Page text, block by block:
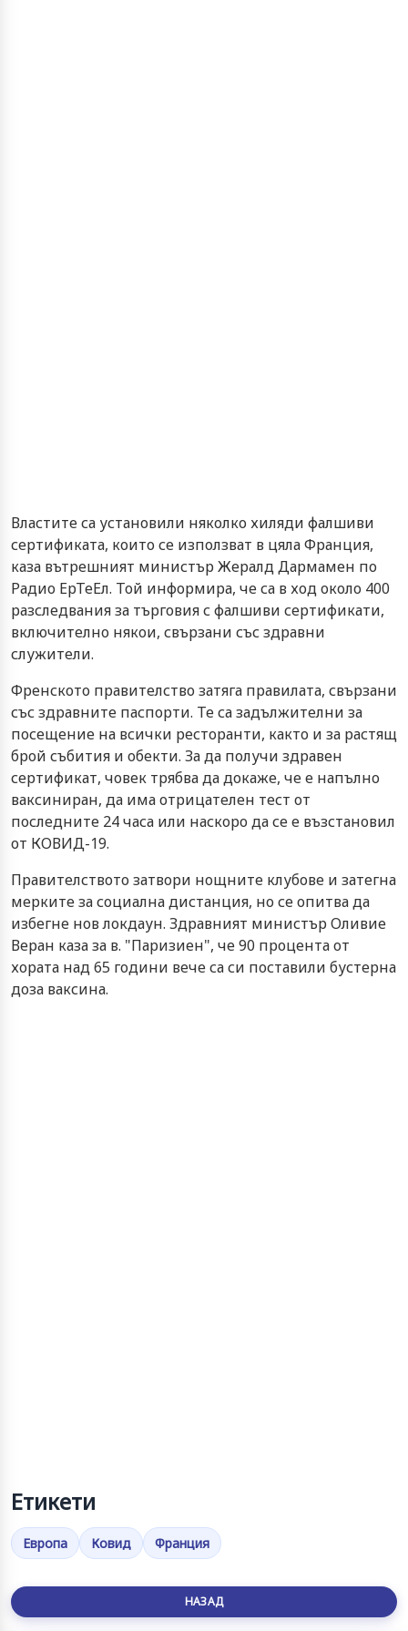
Властите са установили няколко хиляди фалшиви
сертификата, които се използват в цяла Франция,
каза вътрешният министър Жералд Дармамен по
Радио ЕрТеЕл. Той информира, че са в ход около 400
разследвания за търговия с фалшиви сертификати,
включително някои, свързани със здравни
служители.
Френското правителство затяга правилата, свързани
със здравните паспорти. Те са задължителни за
посещение на всички ресторанти, както и за растящ
брой събития и обекти. За да получи здравен
сертификат, човек трябва да докаже, че е напълно
ваксиниран, да има отрицателен тест от
последните 24 часа или наскоро да се е възстановил
от КОВИД-19.
Правителството затвори нощните клубове и затегна
мерките за социална дистанция, но се опитва да
избегне нов локдаун. Здравният министър Оливие
Веран каза за в. "Паризиен", че 90 процента от
хората над 65 години вече са си поставили бустерна
доза ваксина.
Етикети
Европа Ковид Франция
НАЗАД